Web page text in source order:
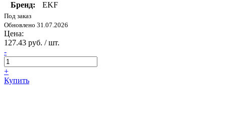
Бренд:
EKF
Под заказ
Обновлено 31.07.2026
Цена:
127.43 руб. / шт.
-
+
Купить